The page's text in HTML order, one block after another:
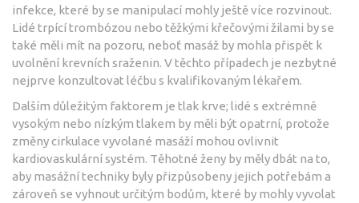
infekce, které by se manipulací mohly ještě více rozvinout.
Lidé trpící trombózou nebo těžkými křečovými žilami by se
také měli mít na pozoru, neboť masáž by mohla přispět k
uvolnění krevních sraženin. V těchto případech je nezbytné
nejprve konzultovat léčbu s kvalifikovaným lékařem.
Dalším důležitým faktorem je tlak krve; lidé s extrémně
vysokým nebo nízkým tlakem by měli být opatrní, protože
změny cirkulace vyvolané masáží mohou ovlivnit
kardiovaskulární systém. Těhotné ženy by měly dbát na to,
aby masážní techniky byly přizpůsobeny jejich potřebám a
zároveň se vyhnout určitým bodům, které by mohly vyvolat